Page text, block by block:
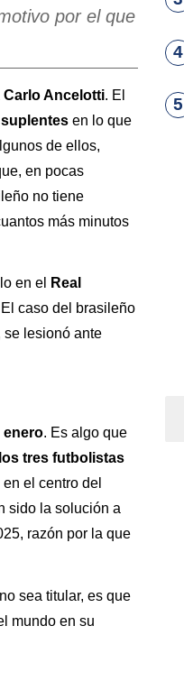
por el que
Carlo Ancelotti. El
en lo que
de ellos,
en pocas
no tiene
más minutos
en el
Real
El caso del brasileño
se lesionó ante
enero. Es algo que
los tres futbolistas
en el centro del
sido la solución a
razón por la que
sea titular, es que
mundo en su
4
5